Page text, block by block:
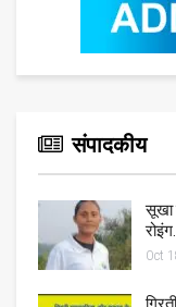
संपादकीय
सूखा
Oct